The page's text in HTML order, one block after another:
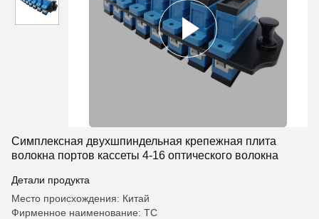
Симплексная двухшпиндельная крепежная плита
волокна портов кассеты 4-16 оптического волокна
Детали продукта
Место происхождения: Китай
Фирменное наименование: TC